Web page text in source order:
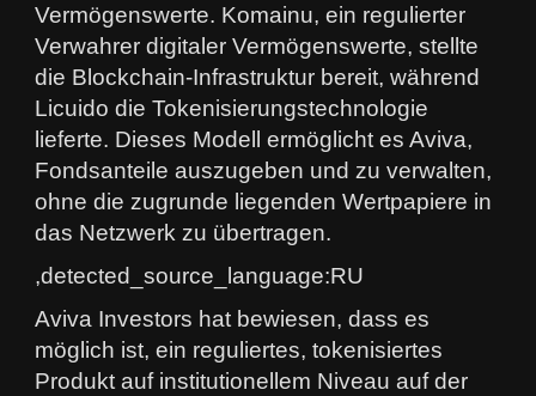
Vermögenswerte. Komainu, ein regulierter
Verwahrer digitaler Vermögenswerte, stellte
die Blockchain-Infrastruktur bereit, während
Licuido die Tokenisierungstechnologie
lieferte. Dieses Modell ermöglicht es Aviva,
Fondsanteile auszugeben und zu verwalten,
ohne die zugrunde liegenden Wertpapiere in
das Netzwerk zu übertragen.
,detected_source_language:RU
Aviva Investors hat bewiesen, dass es
möglich ist, ein reguliertes, tokenisiertes
Produkt auf institutionellem Niveau auf der